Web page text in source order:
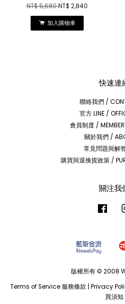
NT$ 5,680NT$ 2,840
加入購物車
快速連
聯絡我們 /
官方 LINE /
會員制度 /
關於我們 /
常見問題與解
購買與退換貨政策 /
關注我
版權所有 © 2008
Terms of Service 服務條款
Privacy
買須知